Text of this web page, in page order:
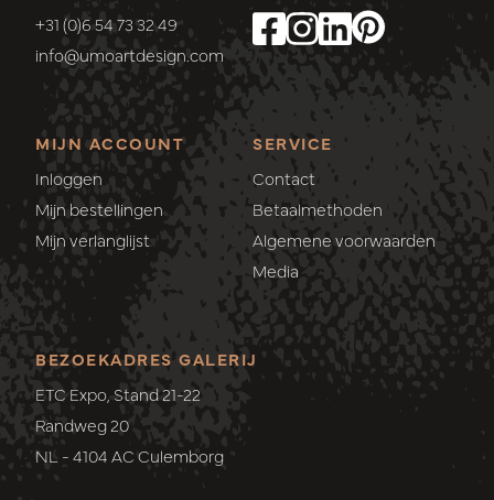
+31 (0)6 54 73 32 49
info@umoartdesign.com
MIJN ACCOUNT
Inloggen
Mijn bestellingen
Mijn verlanglijst
SERVICE
Contact
Betaalmethoden
Algemene voorwaarden
Media
BEZOEKADRES GALERIJ
ETC Expo, Stand 21-22
Randweg 20
NL - 4104 AC Culemborg